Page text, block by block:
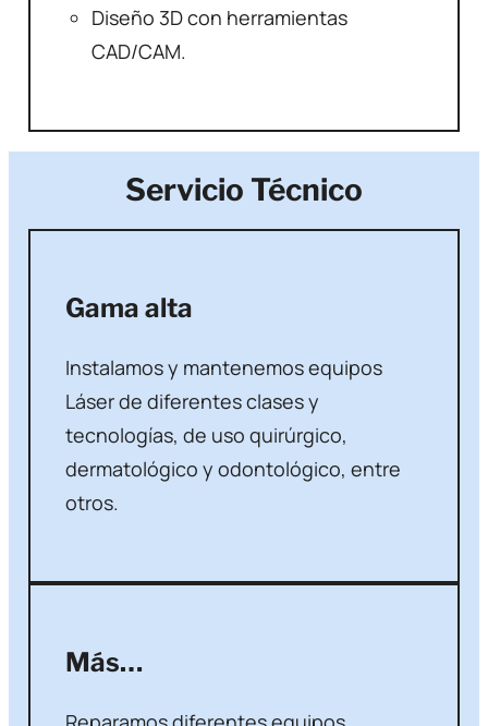
Diseño 3D con herramientas
CAD/CAM.
Servicio Técnico
Gama alta
Instalamos y mantenemos equipos
Láser de diferentes clases y
tecnologías, de uso quirúrgico,
dermatológico y odontológico, entre
otros.
Más…